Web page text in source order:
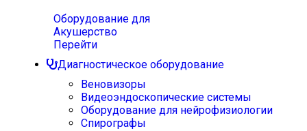
Оборудование для
Акушерство
Перейти
Диагностическое оборудование
Веновизоры
Видеоэндоскопические системы
Оборудование для нейрофизиологии
Спирографы